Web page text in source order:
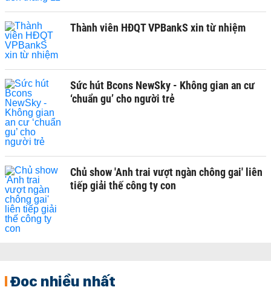
Thành viên HĐQT VPBankS xin từ nhiệm
Sức hút Bcons NewSky - Không gian an cư
‘chuẩn gu’ cho người trẻ
Chủ show 'Anh trai vượt ngàn chông gai' liên
tiếp giải thế công ty con
Đọc nhiều nhất